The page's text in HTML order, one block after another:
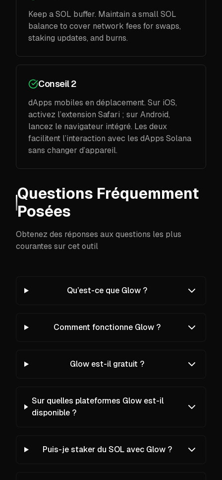
Keep a SOL buffer. Maintain a small SOL
balance to cover network fees for swaps,
staking updates, and burns.
Conseil 2
dApps mobiles en déplacement. Sur iOS,
activez l’extension Safari ; sur Android,
lancez le navigateur intégré. Les deux
facilitent l’interaction avec les dApps Solana
sans changer d’appareil.
Questions Fréquemment
Posées
Obtenez des réponses aux questions les plus
courantes sur cet outil
Qu’est-ce que Glow ?
Comment fonctionne Glow ?
Glow est-il gratuit ?
Sur quelles plateformes Glow est-il
disponible ?
Puis-je staker du SOL avec Glow ?